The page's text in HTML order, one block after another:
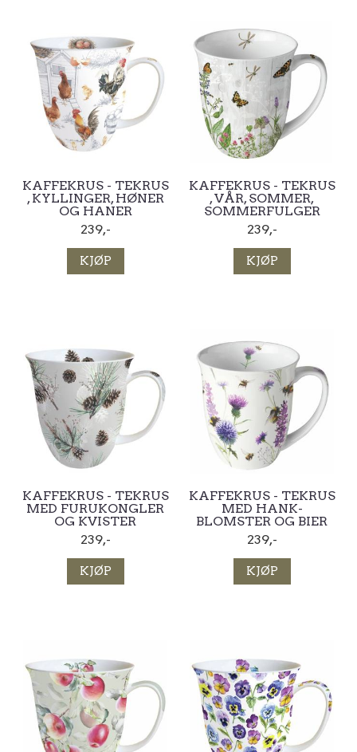
KAFFEKRUS - TEKRUS
, KYLLINGER, HØNER
OG HANER
239,-
KJØP
KAFFEKRUS - TEKRUS
, VÅR, SOMMER,
SOMMERFULGER
239,-
KJØP
KAFFEKRUS - TEKRUS
MED FURUKONGLER
OG KVISTER
239,-
KJØP
KAFFEKRUS - TEKRUS
MED HANK-
BLOMSTER OG BIER
239,-
KJØP